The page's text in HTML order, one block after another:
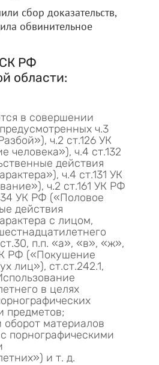
сбор доказательств,
обвинительное
РФ
области:
в совершении
ч.3
ч.2 ст.126 УК
человека»), ч.4 ст.132
действия
ч.4 ст.131 УК
ч.2 ст.161 УК РФ
УК РФ («Половое
действия
с лицом,
п.п. «а», «в», «ж»,
РФ («Покушение
лиц»), ст.ст.242.1,
в целях
предметов;
оборот материалов
порнографическими
и т. д.